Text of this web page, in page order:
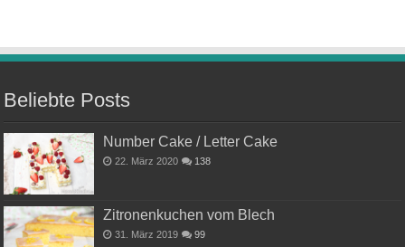
Beliebte Posts
Number Cake / Letter Cake
22. März 2020 138
Zitronenkuchen vom Blech
31. März 2019 99